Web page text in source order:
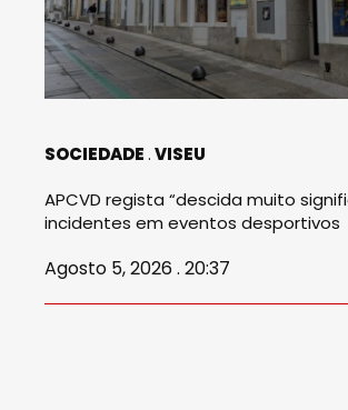
SOCIEDADE VISEU
APCVD regista “descida muito
incidentes em eventos desportivos
Agosto 5, 2026 . 20:37